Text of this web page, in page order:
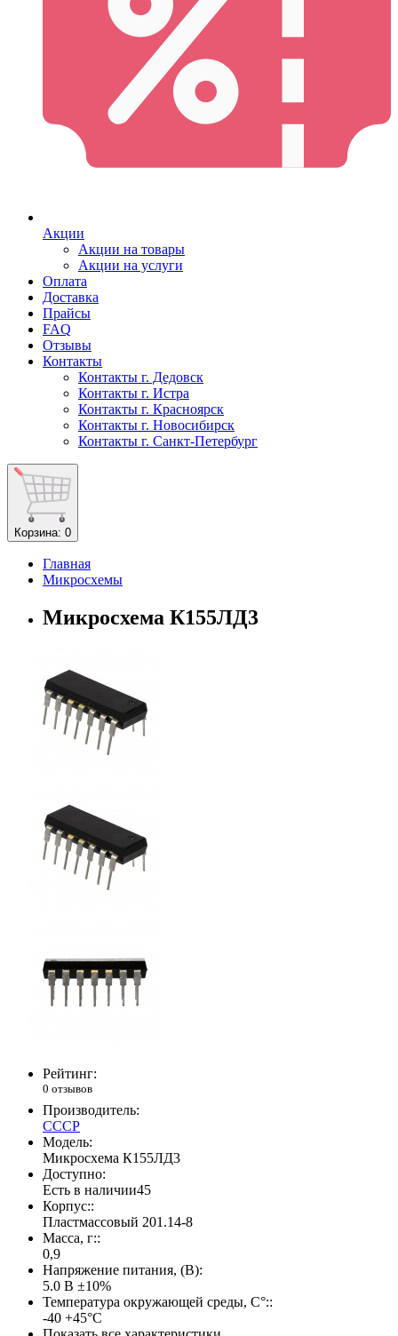
Акции
Акции на товары
Акции на услуги
Оплата
Доставка
Прайсы
FAQ
Отзывы
Контакты
Контакты г. Дедовск
Контакты г. Истра
Контакты г. Красноярск
Контакты г. Новосибирск
Контакты г. Санкт-Петербург
Корзина: 0
Главная
Микросхемы
Микросхема К155ЛД3
Рейтинг:
0 отзывов
Производитель:
СССР
Модель:
Микросхема К155ЛД3
Доступно:
Есть в наличии45
Корпус::
Пластмассовый 201.14-8
Масса, г::
0,9
Напряжение питания, (В):
5.0 В ±10%
Температура окружающей среды, С°::
-40 +45°С